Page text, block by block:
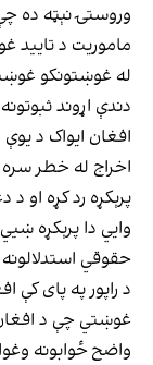
وروستۍ نېټه ده
ماموریت د تایید
له غوښتونکو
دندې اړوند
افغان ایواک د
اخراج له خطر
پرېکړه رد کړه او
وايي دا پرېکړه
حقوقي
د راپور په پای کې
غوښتي چې د
واضح ځوابونه